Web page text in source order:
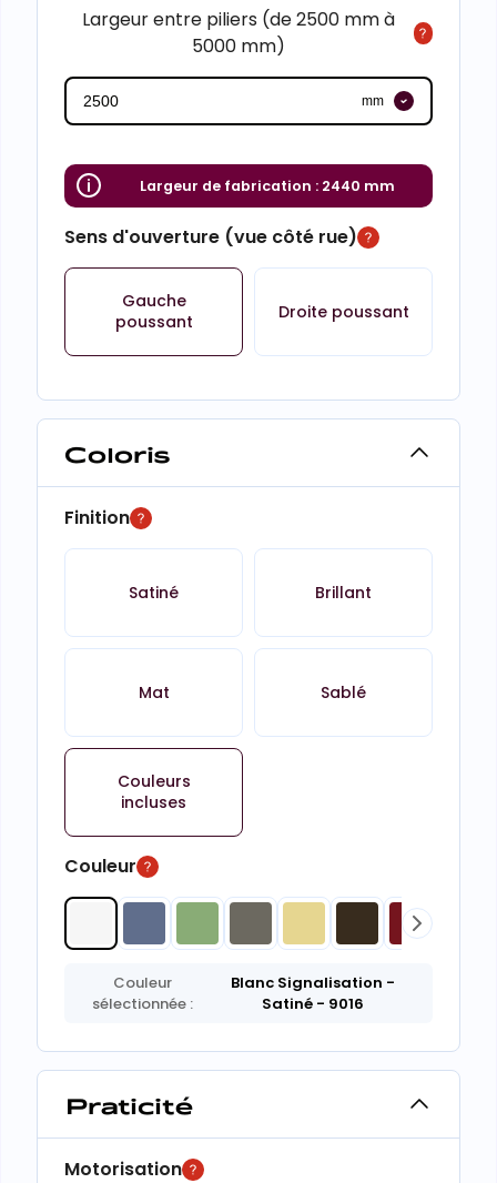
Largeur entre piliers (de 2500 mm à
5000 mm)
mm
Largeur de fabrication : 2440 mm
Sens d'ouverture (vue côté rue)
Gauche
poussant
Droite poussant
Coloris
Finition
Satiné Brillant
Mat Sablé
Couleurs
incluses
Couleur
Couleur
sélectionnée :
Blanc Signalisation -
Satiné - 9016
Praticité
Motorisation